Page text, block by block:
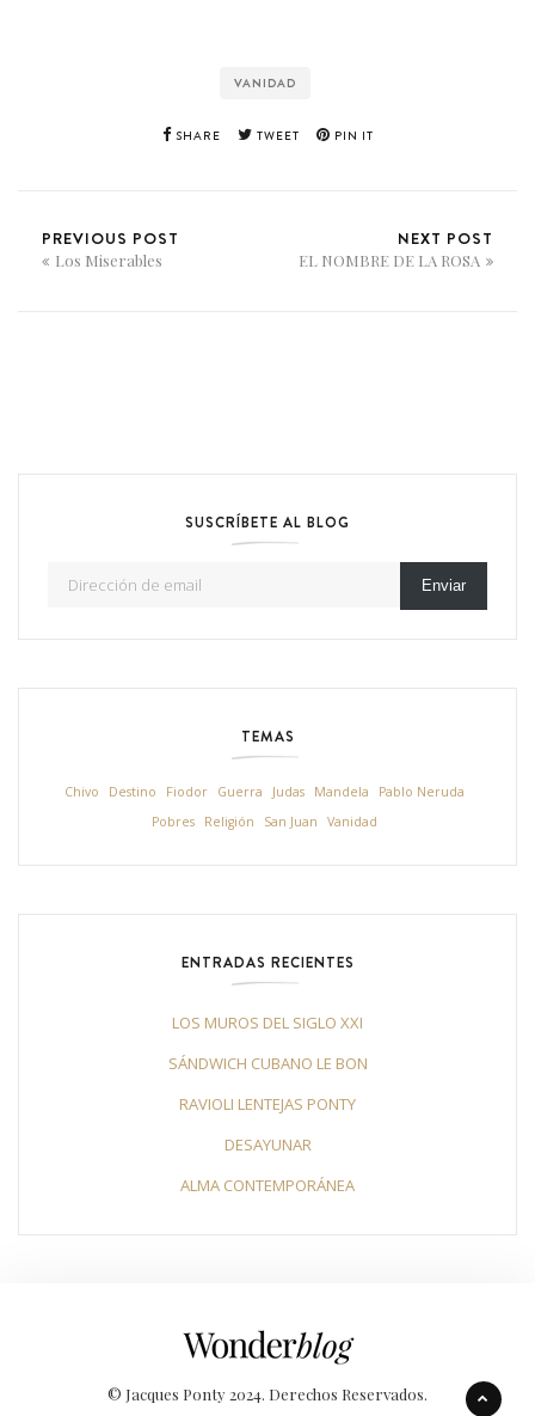
VANIDAD
SHARE TWEET PIN IT
PREVIOUS POST
Los Miserables
NEXT POST
EL NOMBRE DE LA ROSA
SUSCRÍBETE AL BLOG
Enviar
TEMAS
Chivo Destino Fiodor Guerra Judas Mandela
Pablo Neruda
Pobres
Religión San Juan Vanidad
ENTRADAS RECIENTES
LOS MUROS DEL SIGLO XXI
SÁNDWICH CUBANO LE BON
RAVIOLI LENTEJAS PONTY
DESAYUNAR
ALMA CONTEMPORÁNEA
© Jacques Ponty 2024. Derechos Reservados.